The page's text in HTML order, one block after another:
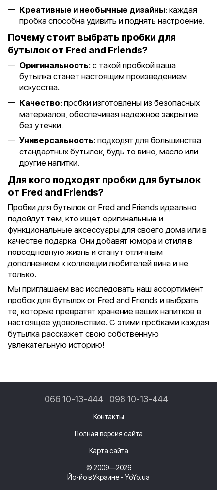
Креативные и необычные дизайны: каждая
пробка способна удивить и поднять настроение.
Почему стоит выбрать пробки для
бутылок от Fred and Friends?
Оригинальность: с такой пробкой ваша
бутылка станет настоящим произведением
искусства.
Качество: пробки изготовлены из безопасных
материалов, обеспечивая надежное закрытие
без утечки.
Универсальность: подходят для большинства
стандартных бутылок, будь то вино, масло или
другие напитки.
Для кого подходят пробки для бутылок
от Fred and Friends?
Пробки для бутылок от Fred and Friends идеально
подойдут тем, кто ищет оригинальные и
функциональные аксессуары для своего дома или в
качестве подарка. Они добавят юмора и стиля в
повседневную жизнь и станут отличным
дополнением к коллекции любителей вина и не
только.
Мы приглашаем вас исследовать наш ассортимент
пробок для бутылок от Fred and Friends и выбрать
те, которые превратят хранение ваших напитков в
настоящее удовольствие. С этими пробками каждая
бутылка расскажет свою собственную
увлекательную историю!
066 10-13-444 098 10-13-444
Контакты
Полная версия сайта
Карта сайта
© 2009—2026
Йо-йо в Украине - YoYo.ua